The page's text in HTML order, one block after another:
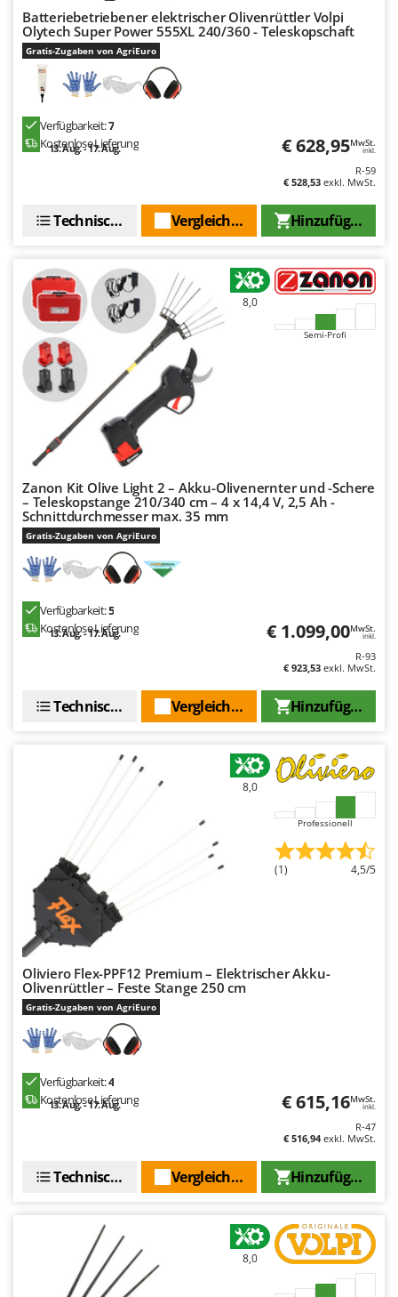
WIDU
Wiper EcoRobot
Wolf Garten
Wortex
Y
Zanon
ZGrills
Zodiac
Zomax
Batteriebetriebener elektrischer Olivenrüttler Volpi
Olytech Super Power 555XL 240/360 - Teleskopschaft
Gratis-Zugaben von AgriEuro
Verfügbarkeit:7
Kostenlose Lieferung
13. Aug. - 17. Aug. € 628,95MwSt.
inkl.
R-59
€ 528,53 exkl. MwSt.
Hinzufügen
Vergleichen Sie
Technische Daten
8,0
Semi-Profi
Zanon Kit Olive Light 2 – Akku-Olivenernter und -Schere
– Teleskopstange 210/340 cm – 4 x 14,4 V, 2,5 Ah -
Schnittdurchmesser max. 35 mm
Gratis-Zugaben von AgriEuro
Verfügbarkeit:5
Kostenlose Lieferung
13. Aug. - 17. Aug. € 1.099,00MwSt.
inkl.
R-93
€ 923,53 exkl. MwSt.
Hinzufügen
Vergleichen Sie
Technische Daten
8,0
Professionell
(1) 4,5/5
Oliviero Flex-PPF12 Premium – Elektrischer Akku-
Olivenrüttler – Feste Stange 250 cm
Gratis-Zugaben von AgriEuro
Verfügbarkeit:4
Kostenlose Lieferung
13. Aug. - 17. Aug. € 615,16MwSt.
inkl.
R-47
€ 516,94exkl. MwSt.
Hinzufügen
Vergleichen Sie
Technische Daten
8,0